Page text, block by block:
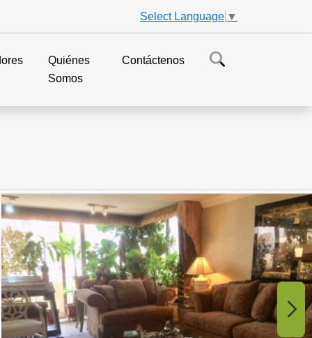
Select Language ▼
Quiénes
Somos
Contáctenos